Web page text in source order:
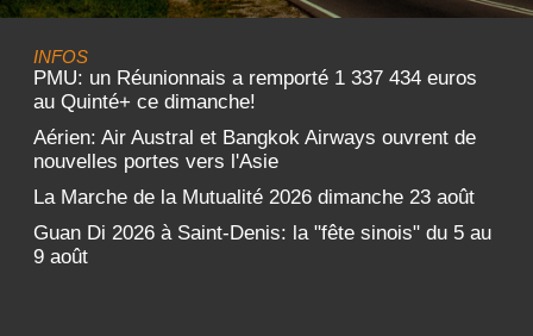
INFOS
PMU: un Réunionnais a remporté 1 337 434 euros
au Quinté+ ce dimanche!
Aérien: Air Austral et Bangkok Airways ouvrent de
nouvelles portes vers l'Asie
La Marche de la Mutualité 2026 dimanche 23 août
Guan Di 2026 à Saint-Denis: la "fête sinois" du 5 au
9 août